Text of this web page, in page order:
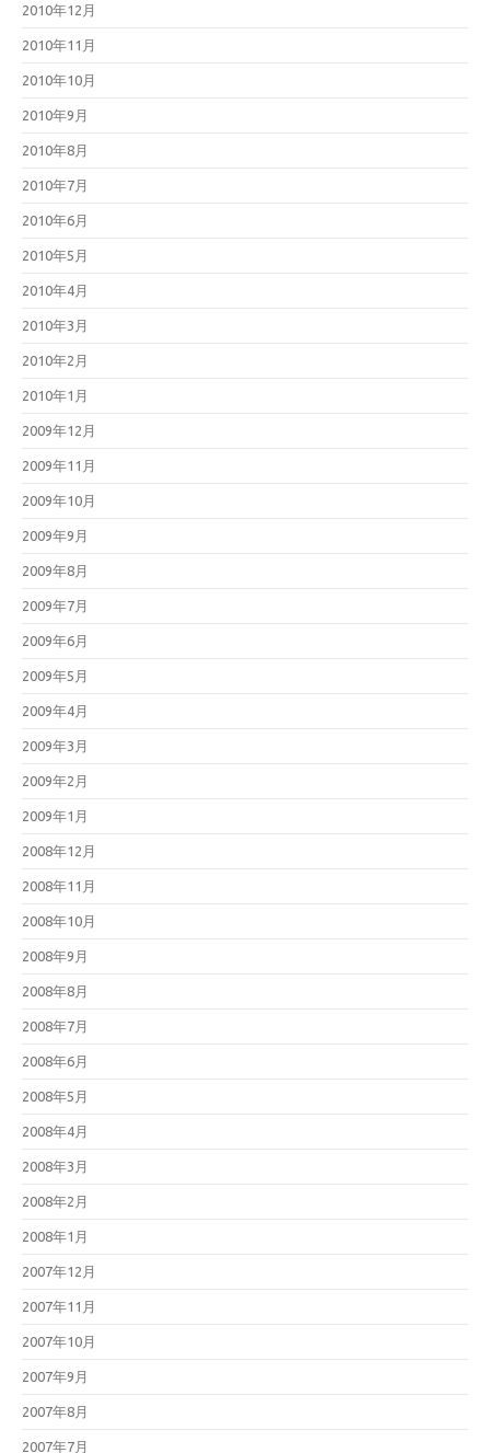
2010年12月
2010年11月
2010年10月
2010年9月
2010年8月
2010年7月
2010年6月
2010年5月
2010年4月
2010年3月
2010年2月
2010年1月
2009年12月
2009年11月
2009年10月
2009年9月
2009年8月
2009年7月
2009年6月
2009年5月
2009年4月
2009年3月
2009年2月
2009年1月
2008年12月
2008年11月
2008年10月
2008年9月
2008年8月
2008年7月
2008年6月
2008年5月
2008年4月
2008年3月
2008年2月
2008年1月
2007年12月
2007年11月
2007年10月
2007年9月
2007年8月
2007年7月